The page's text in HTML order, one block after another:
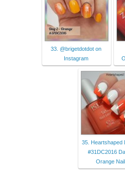
33. @brigetdotdot on
Instagram
35. Heartshaped
#31DC2016
Orange